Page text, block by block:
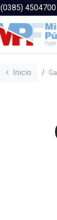
(0385) 4504700
Inicio